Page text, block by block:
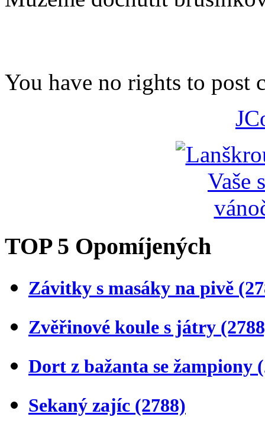
You have no rights to post
TOP 5 Opomíjených
Závitky s masáky na pivě
Zvěřinové koule s játry
Dort z bažanta se žampiony
Sekaný zajíc (2788)